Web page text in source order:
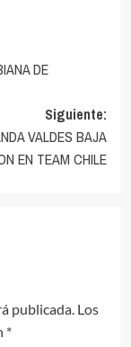
DE
Siguiente:
VALDES BAJA
EN TEAM CHILE
publicada. Los
*